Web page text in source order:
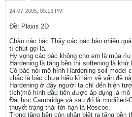
24-07-2005, 09:13 PM
Ðề: Plaxis 2D
Chào các bác.Thấy các bác bàn nhiều
tí chút gọi là.
Hy vọng các bác không cho em là múa
Hardening là tăng bền thì softening là khử
Có bác nói mô hình Hardening soil model
chắc là bác chưa hiểu kĩ lắm về vấn đề
Hardening ở đây người ta chỉ đến hiện
tích(mô hình đầu tiên được áp dụng là
Đại học Cambridge và sau đó là modified-
thuyết trạng thái tới hạn là Roscoe.
Trong tăng bền còn phân biệt ra tăng bền